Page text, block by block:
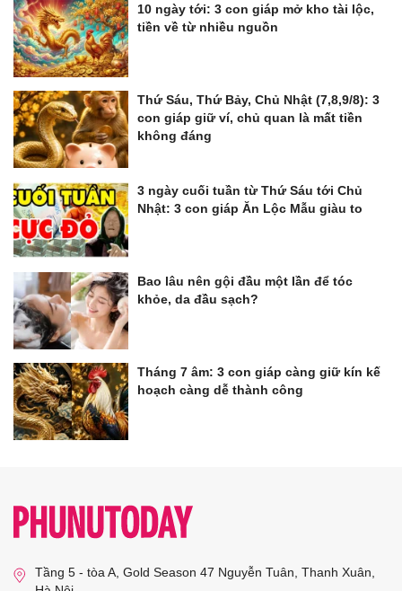
10 ngày tới: 3 con giáp mở kho tài lộc,
tiền về từ nhiều nguồn
Thứ Sáu, Thứ Bảy, Chủ Nhật (7,8,9/8): 3
con giáp giữ ví, chủ quan là mất tiền
không đáng
3 ngày cuối tuần từ Thứ Sáu tới Chủ
Nhật: 3 con giáp Ăn Lộc Mẫu giàu to
Bao lâu nên gội đầu một lần để tóc
khỏe, da đầu sạch?
Tháng 7 âm: 3 con giáp càng giữ kín kế
hoạch càng dễ thành công
Tầng 5 - tòa A, Gold Season 47 Nguyễn Tuân, Thanh Xuân,